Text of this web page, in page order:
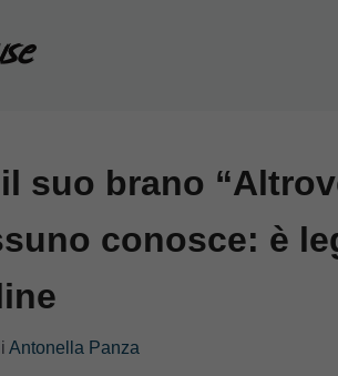
suo brano
conosce: è
Antonella Panza